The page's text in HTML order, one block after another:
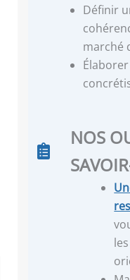
Définir
marché
NOS